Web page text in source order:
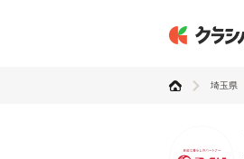
埼玉県